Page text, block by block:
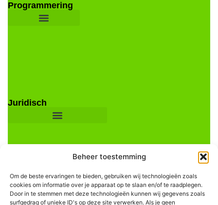
Beheer toestemming
Om de beste ervaringen te bieden, gebruiken wij technologieën zoals
cookies om informatie over je apparaat op te slaan en/of te raadplegen.
Door in te stemmen met deze technologieën kunnen wij gegevens zoals
surfgedrag of unieke ID's op deze site verwerken. Als je geen
Programmering
Juridisch
Informatie